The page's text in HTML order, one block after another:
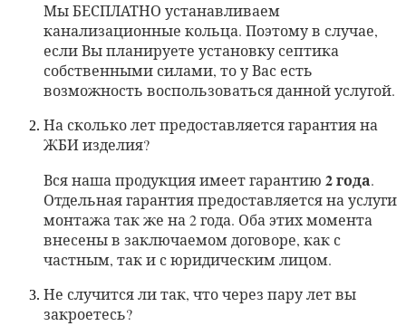
Мы БЕСПЛАТНО устанавливаем
канализационные кольца. Поэтому в случае,
если Вы планируете установку септика
собственными силами, то у Вас есть
возможность воспользоваться данной услугой.
На сколько лет предоставляется гарантия на
ЖБИ изделия?
Вся наша продукция имеет гарантию 2 года.
Отдельная гарантия предоставляется на услуги
монтажа так же на 2 года. Оба этих момента
внесены в заключаемом договоре, как с
частным, так и с юридическим лицом.
Не случится ли так, что через пару лет вы
закроетесь?